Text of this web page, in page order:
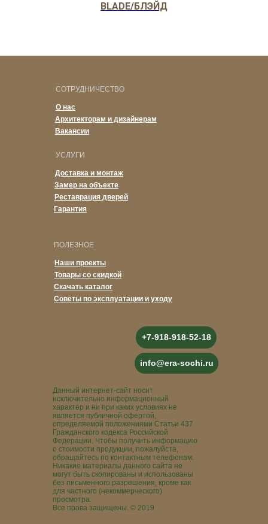
BLADE/БЛЭЙД
Данный интернет-сайт носит
исключительно информационный
характер и ни при каких условиях не
является публичной офертой,
определяемой положениями Статьи 437
Гражданского кодекса Российской
Федерации. Чтобы получить информацию
о стоимости продукции, пожалуйста,
обращайтесь по контактным телефонам.
Никакие материалы данного сайта не
могут быть скопированы и использованы
без письменного разрешения, кроме как
для частного (некоммерческого)
просмотра.
Все права защищены. © 2019
info@era-sochi.ru
+7-918-918-52-18
Гарантия
Реставрация дверей
Замер на объекте
Доставка и монтаж
УСЛУГИ
Вакансии
Архитекторам и дизайнерам
О нас
СОТРУДНИЧЕСТВО
Советы по эксплуатации и уходу
Скачать каталог
Товары со скидкой
Наши проекты
ПОЛЕЗНОЕ